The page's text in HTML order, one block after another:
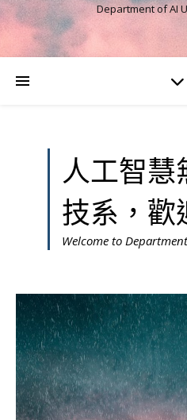
Department of AI
人工智慧
技系，歡
Welcome to